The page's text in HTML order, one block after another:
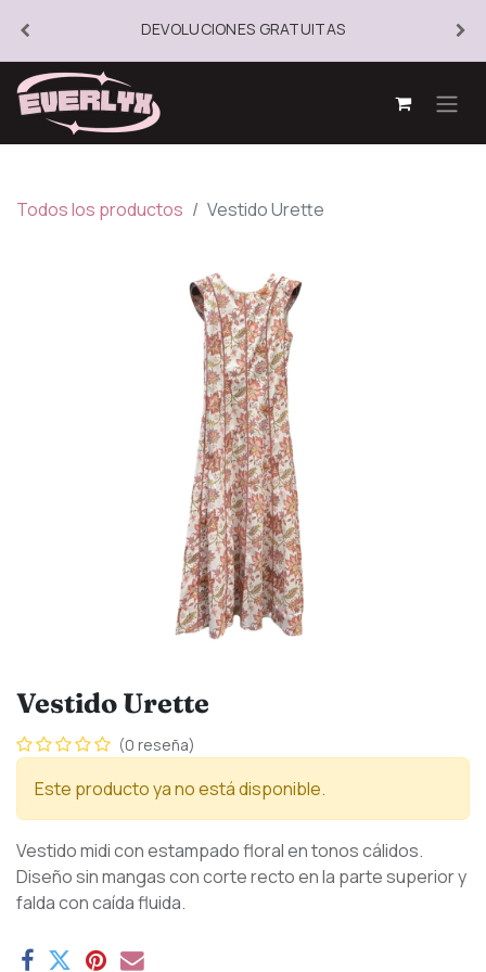
DEVOLUCIONES GRATUITAS
Todos los productos Vestido Urette
Vestido Urette
(0 reseña)
Este producto ya no está disponible.
Vestido midi con estampado floral en tonos cálidos.
Diseño sin mangas con corte recto en la parte superior y
falda con caída fluida.